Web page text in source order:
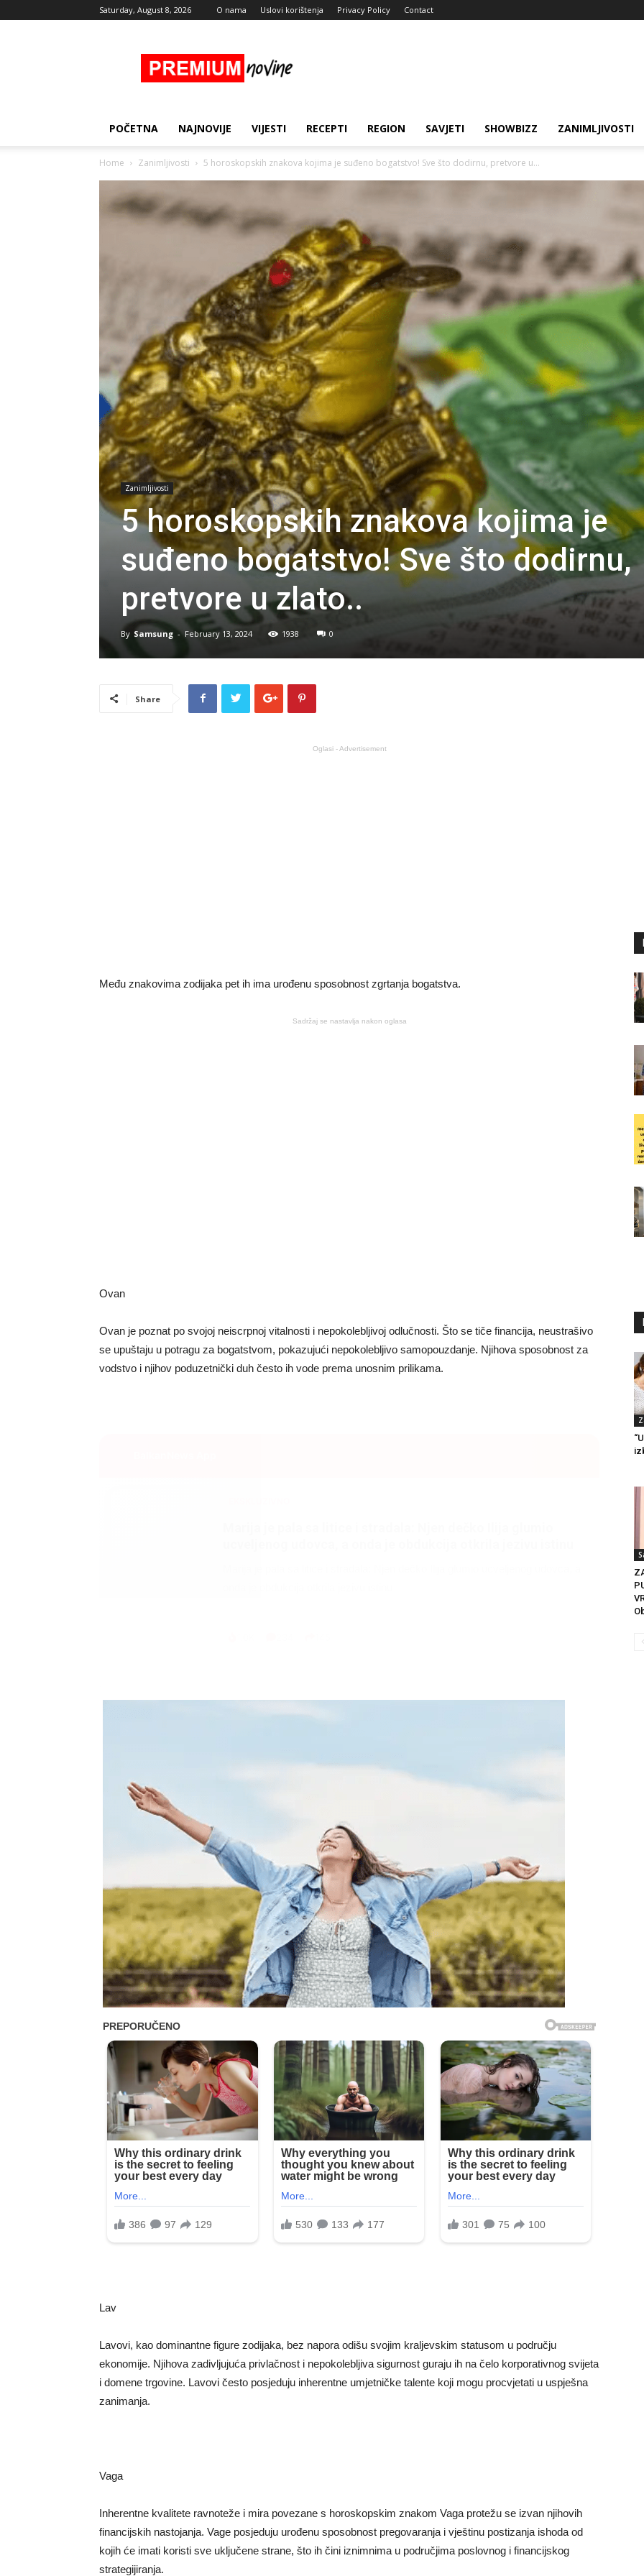
Saturday, August 8, 2026 O nama Uslovi korištenja Privacy Policy Contact
Novine
POČETNA NAJNOVIJE VIJESTI RECEPTI REGION SAVJETI SHOWBIZZ ZANIMLJIVOSTI
Home Zanimljivosti 5 horoskopskih znakova kojima je suđeno bogatstvo! Sve što dodirnu, pretvore u...
Zanimljivosti
5 horoskopskih znakova kojima je
suđeno bogatstvo! Sve što dodirnu,
pretvore u zlato..
By Samsung - February 13, 2024 1938 0
Share
Oglasi - Advertisement
Među znakovima zodijaka pet ih ima urođenu sposobnost zgrtanja bogatstva.
Sadržaj se nastavlja nakon oglasa
Ovan
Ovan je poznat po svojoj neiscrpnoj vitalnosti i nepokolebljivoj odlučnosti. Što se tiče financija, neustrašivo
se upuštaju u potragu za bogatstvom, pokazujući nepokolebljivo samopouzdanje. Njihova sposobnost za
vodstvo i njihov poduzetnički duh često ih vode prema unosnim prilikama.
Lav
Lavovi, kao dominantne figure zodijaka, bez napora odišu svojim kraljevskim statusom u području
ekonomije. Njihova zadivljujuća privlačnost i nepokolebljiva sigurnost guraju ih na čelo korporativnog svijeta
i domene trgovine. Lavovi često posjeduju inherentne umjetničke talente koji mogu procvjetati u uspješna
zanimanja.
Vaga
Inherentne kvalitete ravnoteže i mira povezane s horoskopskim znakom Vaga protežu se izvan njihovih
financijskih nastojanja. Vage posjeduju urođenu sposobnost pregovaranja i vještinu postizanja ishoda od
kojih će imati koristi sve uključene strane, što ih čini iznimnima u područjima poslovnog i financijskog
strategijiranja.